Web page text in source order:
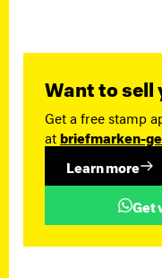
Want to sell
Get a free stamp
atbriefmarken-
Learn more
Get